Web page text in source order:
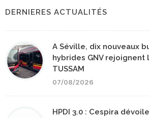
DERNIERES ACTUALITÉS
A Séville, dix nouveaux
hybrides GNV rejoignent
TUSSAM
07/08/2026
HPDI 3.0 : Cespira